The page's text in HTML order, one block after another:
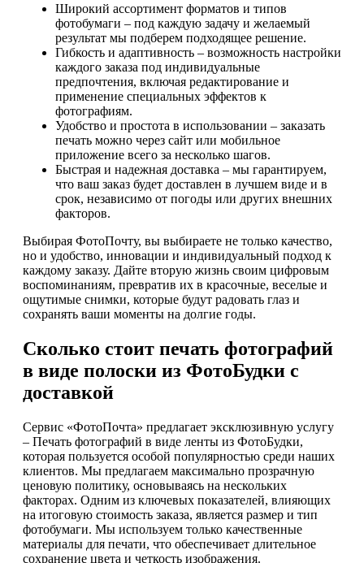
Широкий ассортимент форматов и типов
фотобумаги – под каждую задачу и желаемый
результат мы подберем подходящее решение.
Гибкость и адаптивность – возможность настройки
каждого заказа под индивидуальные
предпочтения, включая редактирование и
применение специальных эффектов к
фотографиям.
Удобство и простота в использовании – заказать
печать можно через сайт или мобильное
приложение всего за несколько шагов.
Быстрая и надежная доставка – мы гарантируем,
что ваш заказ будет доставлен в лучшем виде и в
срок, независимо от погоды или других внешних
факторов.
Выбирая ФотоПочту, вы выбираете не только качество,
но и удобство, инновации и индивидуальный подход к
каждому заказу. Дайте вторую жизнь своим цифровым
воспоминаниям, превратив их в красочные, веселые и
ощутимые снимки, которые будут радовать глаз и
сохранять ваши моменты на долгие годы.
Сколько стоит печать фотографий
в виде полоски из ФотоБудки с
доставкой
Сервис «ФотоПочта» предлагает эксклюзивную услугу
– Печать фотографий в виде ленты из ФотоБудки,
которая пользуется особой популярностью среди наших
клиентов. Мы предлагаем максимально прозрачную
ценовую политику, основываясь на нескольких
факторах. Одним из ключевых показателей, влияющих
на итоговую стоимость заказа, является размер и тип
фотобумаги. Мы используем только качественные
материалы для печати, что обеспечивает длительное
сохранение цвета и четкость изображения.